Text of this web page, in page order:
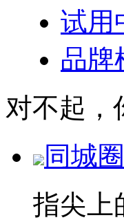
试用
品牌
对不起，
同城圈
指尖上